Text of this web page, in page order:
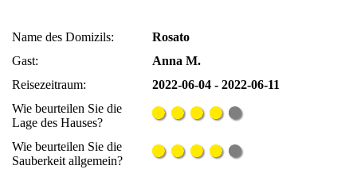
Name des Domizils:
Rosato
Gast:
Anna M.
Reisezeitraum:
2022-06-04 - 2022-06-11
Wie beurteilen Sie die
Lage des Hauses?
Wie beurteilen Sie die
Sauberkeit allgemein?